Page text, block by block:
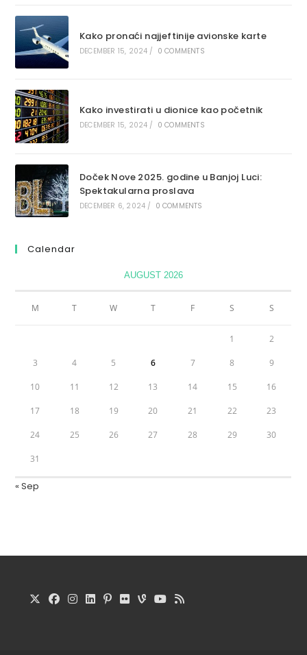
Kako pronaći najjeftinije avionske karte
DECEMBER 15, 2024 / 0 COMMENTS
Kako investirati u dionice kao početnik
DECEMBER 15, 2024 / 0 COMMENTS
Doček Nove 2025. godine u Banjoj Luci:
Spektakularna proslava
DECEMBER 6, 2024 / 0 COMMENTS
Calendar
AUGUST 2026
M T W T F S S
1 2
3 4 5 6 7 8 9
10 11 12 13 14 15 16
17 18 19 20 21 22 23
24 25 26 27 28 29 30
31
« Sep